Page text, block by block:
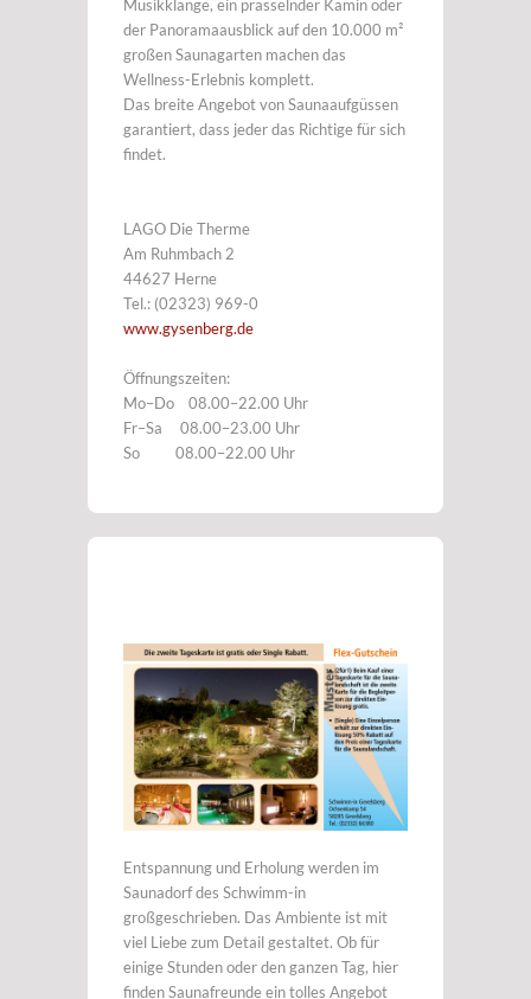
Musikklänge, ein prasselnder Kamin oder
der Panoramaausblick auf den 10.000 m²
großen Saunagarten machen das
Wellness-Erlebnis komplett.
Das breite Angebot von Saunaaufgüssen
garantiert, dass jeder das Richtige für sich
findet.
LAGO Die Therme
Am Ruhmbach 2
44627 Herne
Tel.: (02323) 969-0
www.gysenberg.de
Öffnungszeiten:
Mo–Do 08.00–22.00 Uhr
Fr–Sa 08.00–23.00 Uhr
So 08.00–22.00 Uhr
Entspannung und Erholung werden im
Saunadorf des Schwimm-in
großgeschrieben. Das Ambiente ist mit
viel Liebe zum Detail gestaltet. Ob für
einige Stunden oder den ganzen Tag, hier
finden Saunafreunde ein tolles Angebot